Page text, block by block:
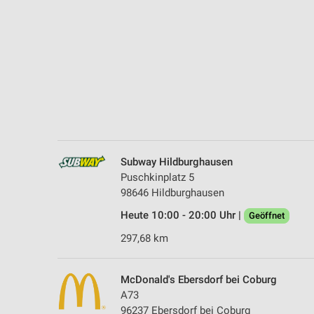
Subway Hildburghausen
Puschkinplatz 5
98646 Hildburghausen
Heute 10:00 - 20:00 Uhr |
Geöffnet
297,68 km
McDonald's Ebersdorf bei Coburg
A73
96237 Ebersdorf bei Coburg
Geräte anhand von aktiv angeforderten Informationen
Funktional